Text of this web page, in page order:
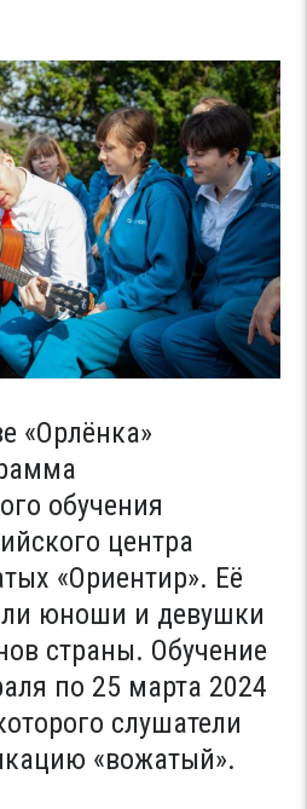
«Орлёнка»
обучения
центра
«Ориентир». Её
юноши и девушки
страны. Обучение
по 25 марта 2024
слушатели
«вожатый».